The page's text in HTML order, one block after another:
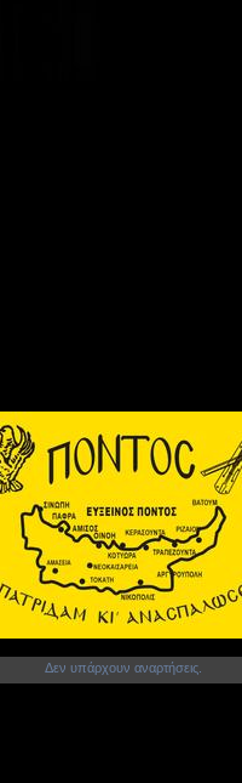
Δεν υπάρχουν αναρτήσεις.